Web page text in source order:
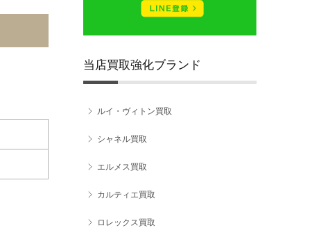
当店買取強化ブランド
ルイ・ヴィトン買取
シャネル買取
エルメス買取
カルティエ買取
ロレックス買取